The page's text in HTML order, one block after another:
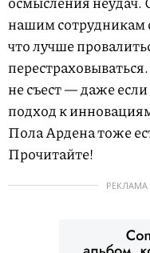
нашим сотрудникам
что лучше
не съест — даже
подход к
Пола Ардена тоже
Прочитайте!